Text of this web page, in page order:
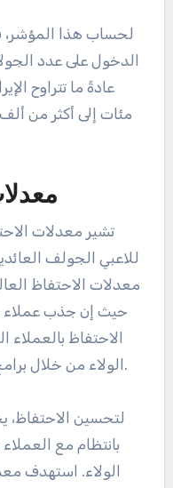
لحساب هذا المؤشر،
الدخول على عدد
عادةً ما تتراوح
مئات إلى أكثر من
تشير معدلات
للاعبي الجولف
معدلات الاحتفاظ
حيث إن جذب عملاء
الاحتفاظ
الولاء من خلال برامج العضوية والخدمات الشخصية.
لتحسين
بانتظام مع